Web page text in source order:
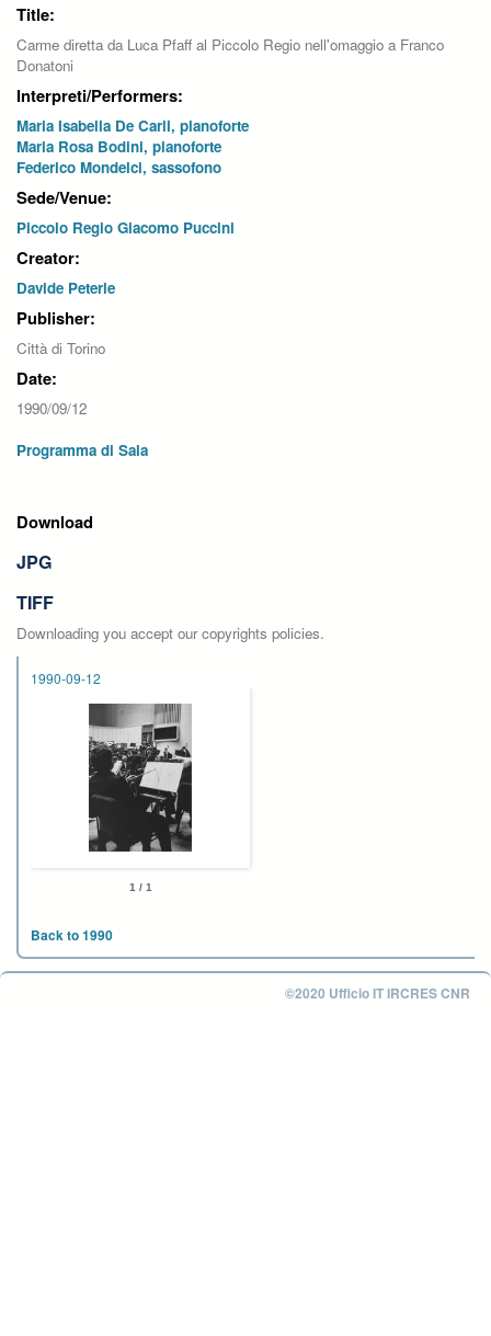
Title:
Carme diretta da Luca Pfaff al Piccolo Regio nell'omaggio a Franco
Donatoni
Interpreti/Performers:
Maria Isabella De Carli, pianoforte
Maria Rosa Bodini, pianoforte
Federico Mondelci, sassofono
Sede/Venue:
Piccolo Regio Giacomo Puccini
Creator:
Davide Peterle
Publisher:
Città di Torino
Date:
1990/09/12
Programma di Sala
Download
JPG
TIFF
Downloading you accept our copyrights policies.
1990-09-12
1 / 1
Back to 1990
©2020 Ufficio IT IRCRES CNR